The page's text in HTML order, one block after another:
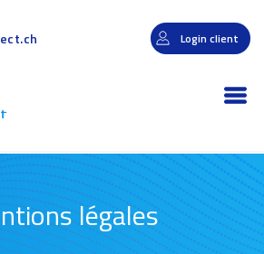
Login client
légales